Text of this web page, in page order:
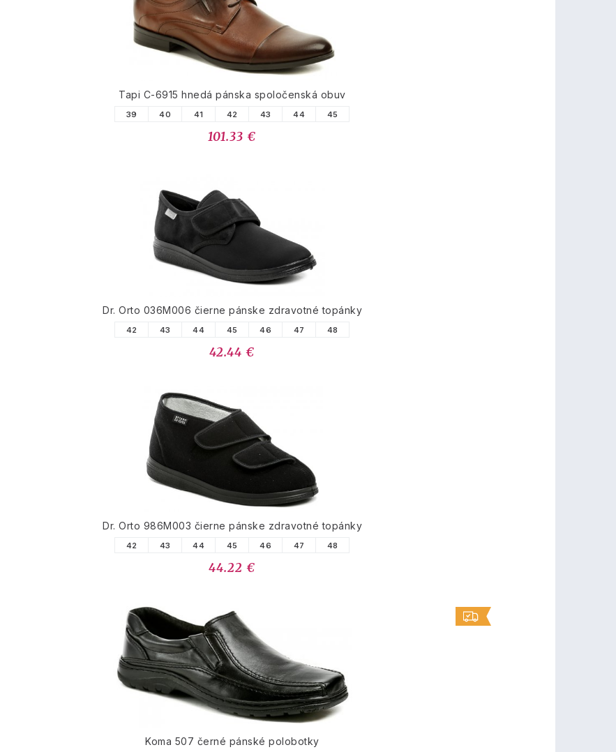
Tapi C-6915 hnedá pánska spoločenská obuv
39 40 41 42 43 44 45
101.33 €
Dr. Orto 036M006 čierne pánske zdravotné topánky
42 43 44 45 46 47 48
42.44 €
Dr. Orto 986M003 čierne pánske zdravotné topánky
42 43 44 45 46 47 48
44.22 €
Koma 507 černé pánské polobotky